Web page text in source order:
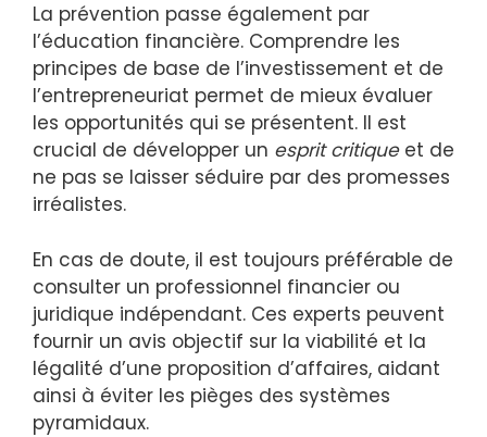
La prévention passe également par
l’éducation financière. Comprendre les
principes de base de l’investissement et de
l’entrepreneuriat permet de mieux évaluer
les opportunités qui se présentent. Il est
crucial de développer un esprit critiqueet de
ne pas se laisser séduire par des promesses
irréalistes.
En cas de doute, il est toujours préférable de
consulter un professionnel financier ou
juridique indépendant. Ces experts peuvent
fournir un avis objectif sur la viabilité et la
légalité d’une proposition d’affaires, aidant
ainsi à éviter les pièges des systèmes
pyramidaux.